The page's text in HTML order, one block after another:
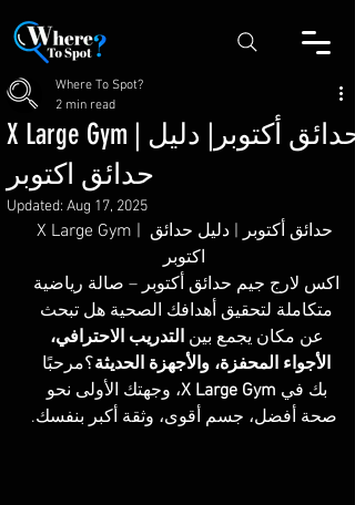
X Large Gym | حدائق أكتوبر| دليل
حدائق اكتوبر
Where To Spot?
2 min read
Updated: Aug 17, 2025
X Large Gym | حدائق أكتوبر | دليل حدائق
اكتوبر
اكس لارج جيم حدائق أكتوبر – صالة رياضية
متكاملة لتحقيق أهدافك الصحية هل تبحث
عن مكان يجمع بين التدريب الاحترافي،
الأجواء المحفزة، والأجهزة الحديثة؟مرحبًا
بك في X Large Gym، وجهتك الأولى نحو
صحة أفضل، جسم أقوى، وثقة أكبر بنفسك.